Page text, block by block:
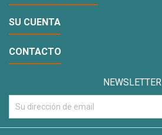
SU CUENTA
CONTACTO
NEWSLETTER